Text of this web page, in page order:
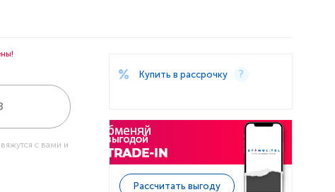
с вами и
Купить в рассрочку
Рассчитать выгоду